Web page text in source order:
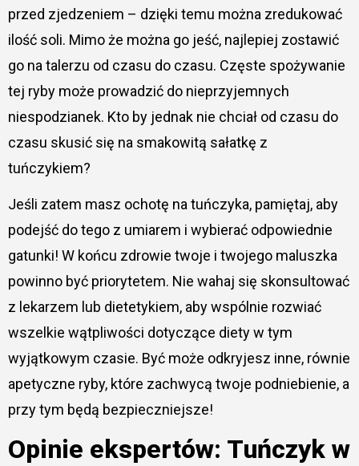
przed zjedzeniem – dzięki temu można zredukować
ilość soli. Mimo że można go jeść, najlepiej zostawić
go na talerzu od czasu do czasu. Częste spożywanie
tej ryby może prowadzić do nieprzyjemnych
niespodzianek. Kto by jednak nie chciał od czasu do
czasu skusić się na smakowitą sałatkę z
tuńczykiem?
Jeśli zatem masz ochotę na tuńczyka, pamiętaj, aby
podejść do tego z umiarem i wybierać odpowiednie
gatunki! W końcu zdrowie twoje i twojego maluszka
powinno być priorytetem. Nie wahaj się skonsultować
z lekarzem lub dietetykiem, aby wspólnie rozwiać
wszelkie wątpliwości dotyczące diety w tym
wyjątkowym czasie. Być może odkryjesz inne, równie
apetyczne ryby, które zachwycą twoje podniebienie, a
przy tym będą bezpieczniejsze!
Opinie ekspertów: Tuńczyk w